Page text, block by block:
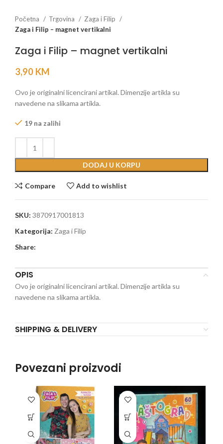
Početna Trgovina
Zaga i Filip
Zaga i Filip – magnet vertikalni
Zaga i Filip – magnet vertikalni
3,90 KM
Ovo je originalni licencirani artikal. Dimenzije artikla su
navedene na slikama artikla.
19 na zalihi
DODAJ U KORPU
Compare Add to wishlist
SKU: 3870917001813
Kategorija: Zaga i Filip
Share:
OPIS
Ovo je originalni licencirani artikal. Dimenzije artikla su
navedene na slikama artikla.
SHIPPING & DELIVERY
Povezani proizvodi